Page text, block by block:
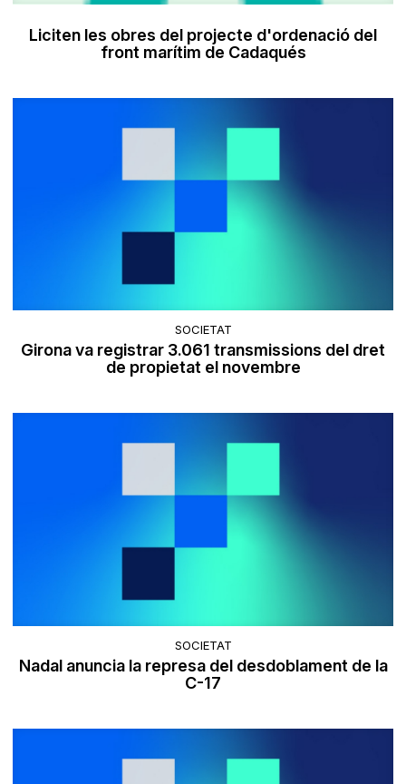
Liciten les obres del projecte d'ordenació del
front marítim de Cadaqués
SOCIETAT
Girona va registrar 3.061 transmissions del dret
de propietat el novembre
SOCIETAT
Nadal anuncia la represa del desdoblament de la
C-17